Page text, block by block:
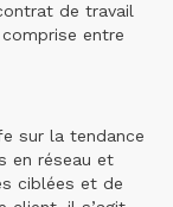
de travail
entre
sur la tendance
en réseau et
ciblées et de